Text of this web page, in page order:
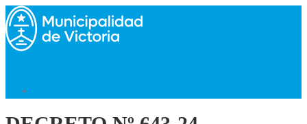
Saltar
al
contenido